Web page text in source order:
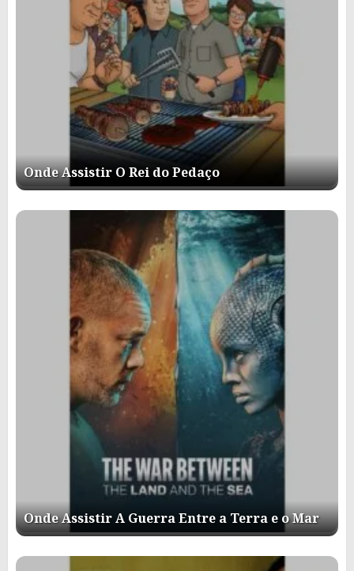
Onde Assistir O Rei do Pedaço
Onde Assistir A Guerra Entre a Terra e o Mar